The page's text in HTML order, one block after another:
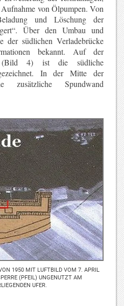
von Ölpumpen. Von
und Löschung der
Über den Umbau und
der südlichen Verladebrücke
bekannt. Auf der
(Bild 4) ist die südliche
In der Mitte der
zusätzliche Spundwand
1950 MIT LUFTBILD VOM 7. APRIL
(PFEIL) UNGENUTZT AM
UFER.